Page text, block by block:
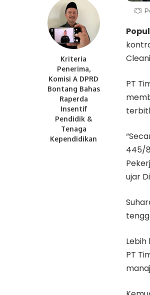
Kriteria
Penerima,
Komisi A DPRD
Bontang Bahas
Raperda
Insentif
Pendidik &
Tenaga
Kependidikan
PT
445/
ujar
PT